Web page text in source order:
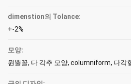
dimenstion의 Tolance:
+-2%
모양:
원뿔꼴, 다 각추 모양, columniform, 다각